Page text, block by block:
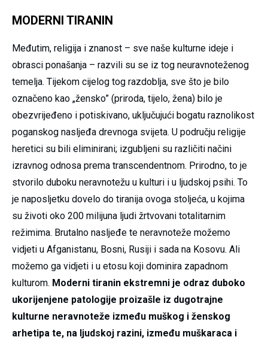
MODERNI TIRANIN
Međutim, religija i znanost – sve naše kulturne ideje i
obrasci ponašanja – razvili su se iz tog neuravnoteženog
temelja. Tijekom cijelog tog razdoblja, sve što je bilo
označeno kao „žensko” (priroda, tijelo, žena) bilo je
obezvrijeđeno i potiskivano, uključujući bogatu raznolikost
poganskog nasljeđa drevnoga svijeta. U području religije
heretici su bili eliminirani; izgubljeni su različiti načini
izravnog odnosa prema transcendentnom. Prirodno, to je
stvorilo duboku neravnotežu u kulturi i u ljudskoj psihi. To
je naposljetku dovelo do tiranija ovoga stoljeća, u kojima
su životi oko 200 milijuna ljudi žrtvovani totalitarnim
režimima. Brutalno nasljeđe te neravnoteže možemo
vidjeti u Afganistanu, Bosni, Rusiji i sada na Kosovu. Ali
možemo ga vidjeti i u etosu koji dominira zapadnom
kulturom. Moderni tiranin ekstremni je odraz duboko
ukorijenjene patologije proizašle iz dugotrajne
kulturne neravnoteže između muškog i ženskog
arhetipa te, na ljudskoj razini, između muškaraca i